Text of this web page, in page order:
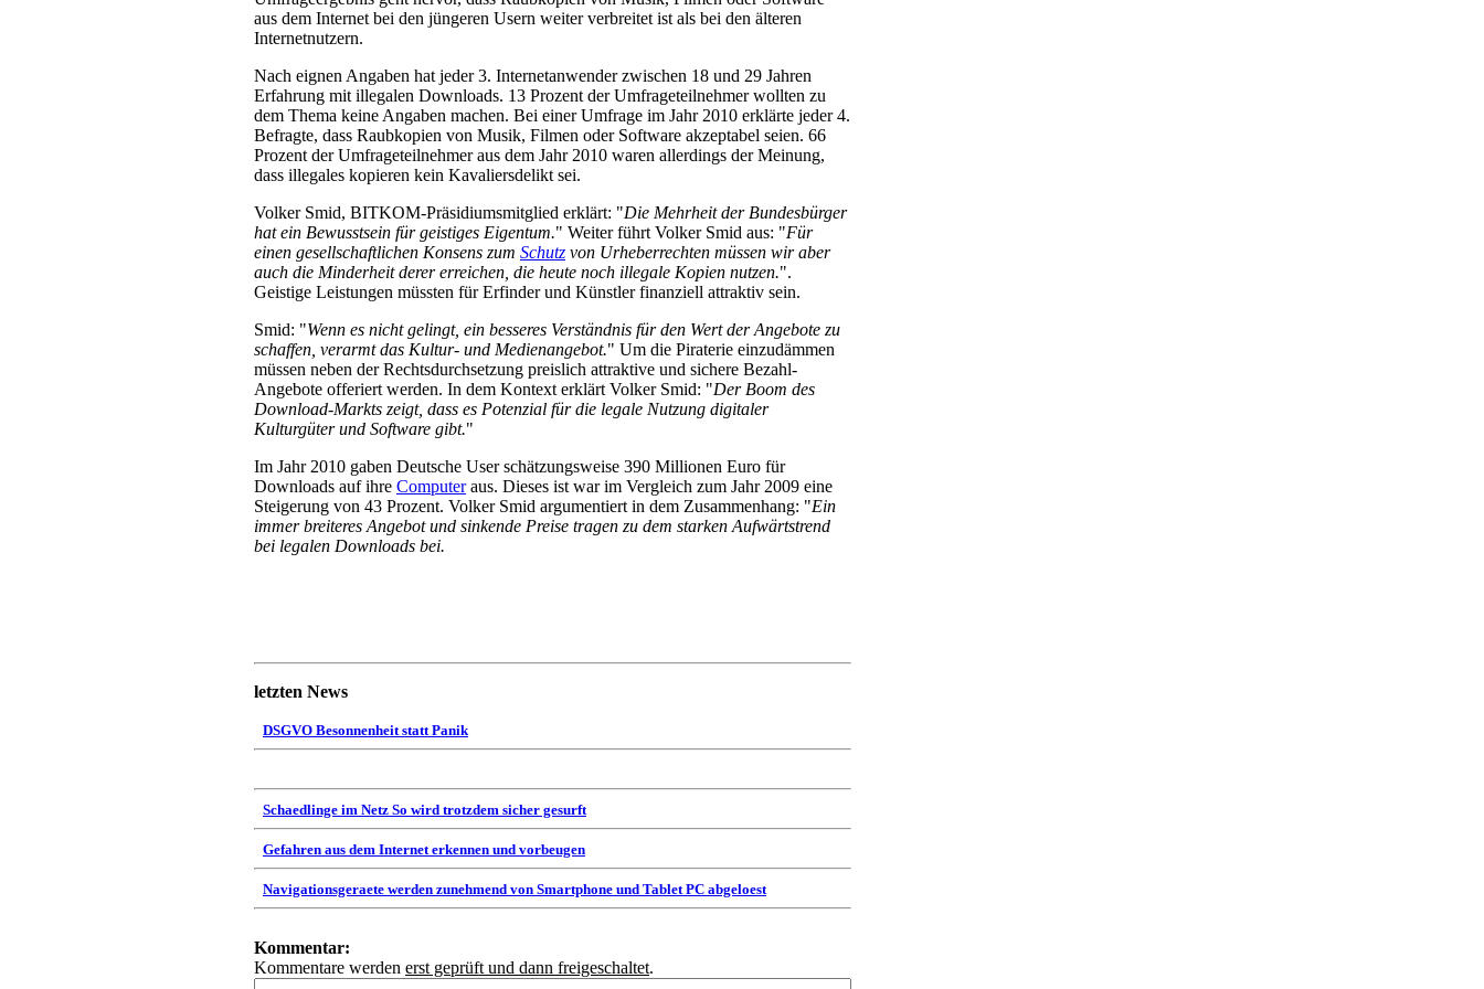
aus dem Internet bei den jüngeren Usern weiter verbreitet ist als bei den älteren
Internetnutzern.
Nach eignen Angaben hat jeder 3. Internetanwender zwischen 18 und 29 Jahren
Erfahrung mit illegalen Downloads. 13 Prozent der Umfrageteilnehmer wollten zu
dem Thema keine Angaben machen. Bei einer Umfrage im Jahr 2010 erklärte jeder 4.
Befragte, dass Raubkopien von Musik, Filmen oder Software akzeptabel seien. 66
Prozent der Umfrageteilnehmer aus dem Jahr 2010 waren allerdings der Meinung,
dass illegales kopieren kein Kavaliersdelikt sei.
Volker Smid, BITKOM-Präsidiumsmitglied erklärt: "Die Mehrheit der Bundesbürger
hat ein Bewusstsein für geistiges Eigentum." Weiter führt Volker Smid aus: "Für
einen gesellschaftlichen Konsens zum Schutz von Urheberrechten müssen wir aber
auch die Minderheit derer erreichen, die heute noch illegale Kopien nutzen.".
Geistige Leistungen müssten für Erfinder und Künstler finanziell attraktiv sein.
Smid: "Wenn es nicht gelingt, ein besseres Verständnis für den Wert der Angebote zu
schaffen, verarmt das Kultur- und Medienangebot." Um die Piraterie einzudämmen
müssen neben der Rechtsdurchsetzung preislich attraktive und sichere Bezahl-
Angebote offeriert werden. In dem Kontext erklärt Volker Smid: "Der Boom des
Download-Markts zeigt, dass es Potenzial für die legale Nutzung digitaler
Kulturgüter und Software gibt."
Im Jahr 2010 gaben Deutsche User schätzungsweise 390 Millionen Euro für
Downloads auf ihre Computeraus. Dieses ist war im Vergleich zum Jahr 2009 eine
Steigerung von 43 Prozent. Volker Smid argumentiert in dem Zusammenhang: "Ein
immer breiteres Angebot und sinkende Preise tragen zu dem starken Aufwärtstrend
bei legalen Downloads bei.
letzten News
DSGVO Besonnenheit statt Panik
Schaedlinge im Netz So wird trotzdem sicher gesurft
Gefahren aus dem Internet erkennen und vorbeugen
Navigationsgeraete werden zunehmend von Smartphone und Tablet PC abgeloest
Kommentar:
Kommentare werden erst geprüft und dann freigeschaltet.